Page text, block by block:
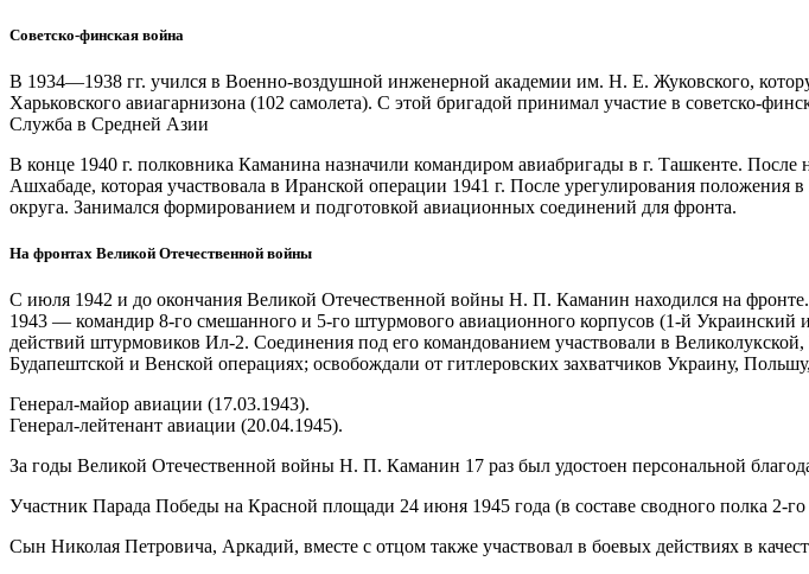
Советско-финская война
В 1934—1938 гг. учился в Военно-воздушной инженерной академии им. Н. Е. Жуковского,
Харьковского авиагарнизона (102 самолета). С этой бригадой принимал участие в советско-
Служба в Средней Азии
В конце 1940 г. полковника Каманина назначили командиром авиабригады в г. Ташкенте.
Ашхабаде, которая участвовала в Иранской операции 1941 г. После урегулирования
округа. Занимался формированием и подготовкой авиационных соединений для фронта.
На фронтах Великой Отечественной войны
С июля 1942 и до окончания Великой Отечественной войны Н. П. Каманин находился на
1943 — командир 8-го смешанного и 5-го штурмового авиационного корпусов (1-й
действий штурмовиков Ил-2. Соединения под его командованием участвовали в
Будапештской и Венской операциях; освобождали от гитлеровских захватчиков Украину,
Генерал-майор авиации (17.03.1943).
Генерал-лейтенант авиации (20.04.1945).
За годы Великой Отечественной войны Н. П. Каманин 17 раз был удостоен персональной
Участник Парада Победы на Красной площади 24 июня 1945 года (в составе сводного полка 2-
Сын Николая Петровича, Аркадий, вместе с отцом также участвовал в боевых действиях в